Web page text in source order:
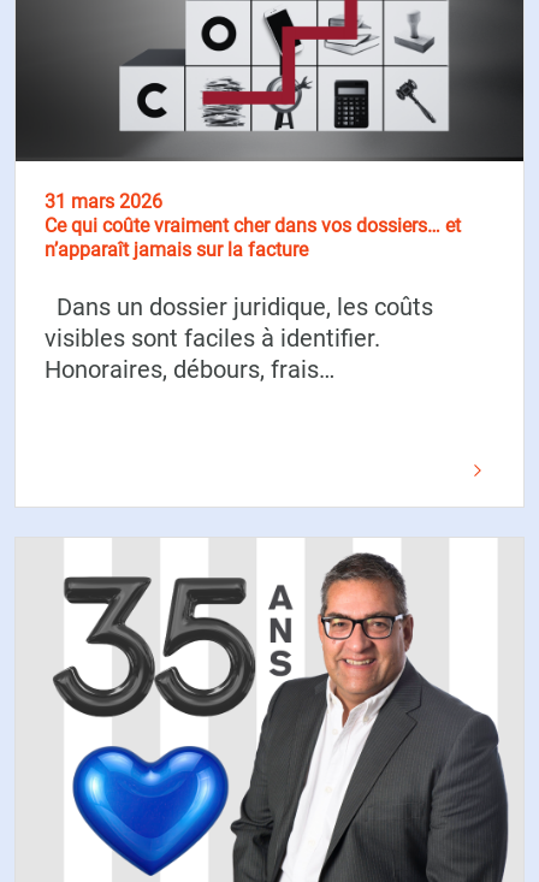
31 mars 2026
Ce qui coûte vraiment cher dans vos dossiers… et
n’apparaît jamais sur la facture
Dans un dossier juridique, les coûts
visibles sont faciles à identifier.
Honoraires, débours, frais…